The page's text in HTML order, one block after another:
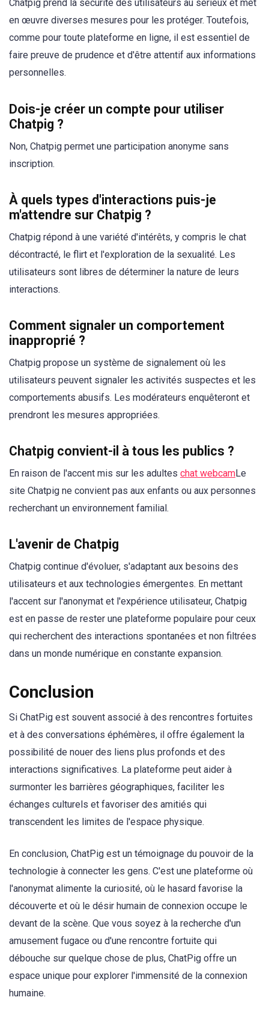
Chatpig prend la sécurité des utilisateurs au sérieux et met
en œuvre diverses mesures pour les protéger. Toutefois,
comme pour toute plateforme en ligne, il est essentiel de
faire preuve de prudence et d'être attentif aux informations
personnelles.
Dois-je créer un compte pour utiliser
Chatpig ?
Non, Chatpig permet une participation anonyme sans
inscription.
À quels types d'interactions puis-je
m'attendre sur Chatpig ?
Chatpig répond à une variété d'intérêts, y compris le chat
décontracté, le flirt et l'exploration de la sexualité. Les
utilisateurs sont libres de déterminer la nature de leurs
interactions.
Comment signaler un comportement
inapproprié ?
Chatpig propose un système de signalement où les
utilisateurs peuvent signaler les activités suspectes et les
comportements abusifs. Les modérateurs enquêteront et
prendront les mesures appropriées.
Chatpig convient-il à tous les publics ?
En raison de l'accent mis sur les adultes chat webcamLe
site Chatpig ne convient pas aux enfants ou aux personnes
recherchant un environnement familial.
L'avenir de Chatpig
Chatpig continue d'évoluer, s'adaptant aux besoins des
utilisateurs et aux technologies émergentes. En mettant
l'accent sur l'anonymat et l'expérience utilisateur, Chatpig
est en passe de rester une plateforme populaire pour ceux
qui recherchent des interactions spontanées et non filtrées
dans un monde numérique en constante expansion.
Conclusion
Si ChatPig est souvent associé à des rencontres fortuites
et à des conversations éphémères, il offre également la
possibilité de nouer des liens plus profonds et des
interactions significatives. La plateforme peut aider à
surmonter les barrières géographiques, faciliter les
échanges culturels et favoriser des amitiés qui
transcendent les limites de l'espace physique.
En conclusion, ChatPig est un témoignage du pouvoir de la
technologie à connecter les gens. C'est une plateforme où
l'anonymat alimente la curiosité, où le hasard favorise la
découverte et où le désir humain de connexion occupe le
devant de la scène. Que vous soyez à la recherche d'un
amusement fugace ou d'une rencontre fortuite qui
débouche sur quelque chose de plus, ChatPig offre un
espace unique pour explorer l'immensité de la connexion
humaine.